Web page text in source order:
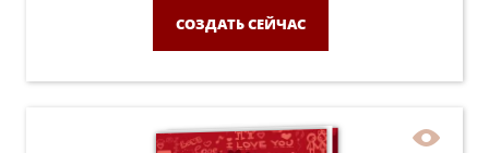
СОЗДАТЬ СЕЙЧАС